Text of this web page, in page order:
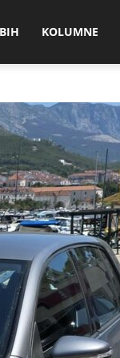
BIH KOLUMNE